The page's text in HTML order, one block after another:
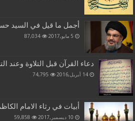
أجمل ما قيل في السيد
5 مايو,2017 87,034
دعاء القرآن قبل التلاوة وعند
14 أبريل,2016 74,795
أبيات في رثاء الامام
10 ديسمبر,2017 59,858